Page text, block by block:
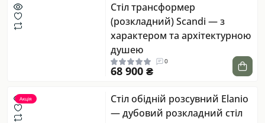
Стіл трансформер
(розкладний) Scandi — з
характером та архітектурною
душею
0
68 900 ₴
Акція
Стіл обідній розсувний Elanio
— дубовий розкладний стіл